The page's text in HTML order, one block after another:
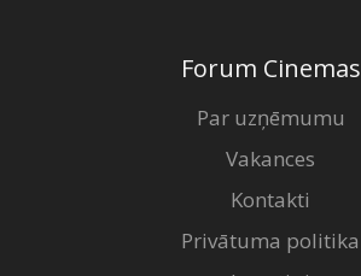
Forum Cinemas
Par uzņēmumu
Vakances
Kontakti
Privātuma politika